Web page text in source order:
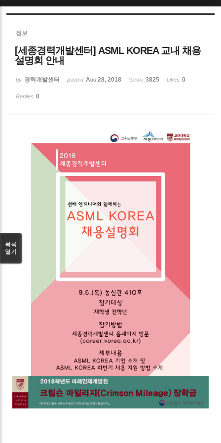
정보
[세종경력개발센터] ASML KOREA 교내 채용
설명회 안내
by 경력개발센터 posted Aug 28, 2018 Views 3825 Likes 0
Replies 0
목록
열기
Sketchbook5, 스케치북5
Sketchbook5, 스케치북5